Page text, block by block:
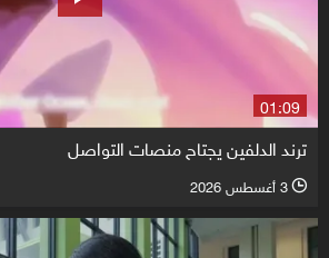
01:09
ترند الدلفين يجتاح منصات التواصل
l 3 أغسطس 2026